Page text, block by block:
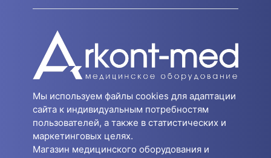
Мы используем файлы cookies для адаптации
сайта к индивидуальным потребностям
пользователей, а также в статистических и
маркетинговых целях.
Магазин медицинского оборудования и